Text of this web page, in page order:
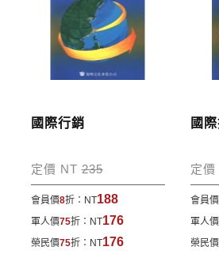
國際行銷
定價 NT235
會員價8折： NT188
軍人價75折： NT176
榮民價75折： NT176
國
定
會員價
軍人價
榮民價